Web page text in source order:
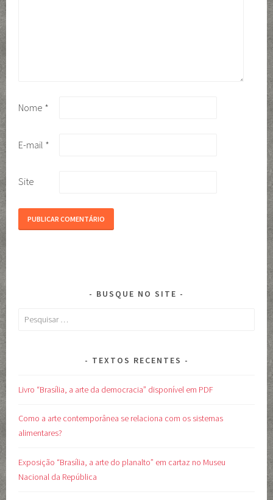
Nome *
E-mail *
Site
BUSQUE NO SITE
Pesquisar
TEXTOS RECENTES
Livro “Brasília, a arte da democracia” disponível em PDF
Como a arte contemporânea se relaciona com os sistemas
alimentares?
Exposição “Brasília, a arte do planalto” em cartaz no Museu
Nacional da República